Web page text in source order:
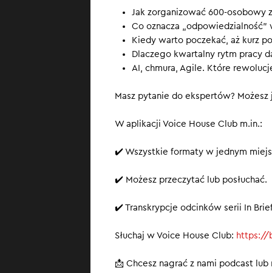
Jak zorganizować 600-osobowy
Co oznacza „odpowiedzialność”
Kiedy warto poczekać, aż kurz
Dlaczego kwartalny rytm pracy
AI, chmura, Agile. Które
Masz pytanie do ekspertów?
W aplikacji Voice House Club m.in.:
✔️ Wszystkie formaty w jednym
✔️ Możesz przeczytać lub posłuchać.
✔️ Transkrypcje odcinków serii In
Słuchaj w Voice House Club: https://
📩 Chcesz nagrać z nami podcast